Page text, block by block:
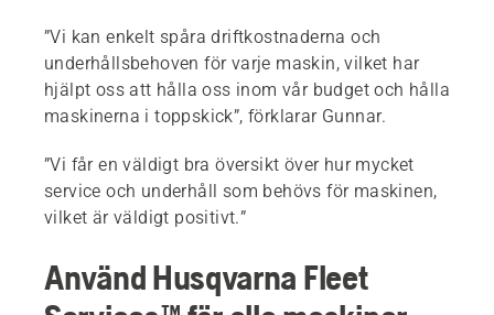
”Vi kan enkelt spåra driftkostnaderna och
underhållsbehoven för varje maskin, vilket har
hjälpt oss att hålla oss inom vår budget och hålla
maskinerna i toppskick”, förklarar Gunnar.
”Vi får en väldigt bra översikt över hur mycket
service och underhåll som behövs för maskinen,
vilket är väldigt positivt.”
Använd Husqvarna Fleet